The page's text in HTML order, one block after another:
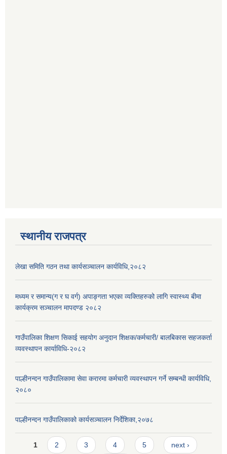
स्थानीय राजपत्र
लेखा समिति गठन तथा कार्यसञ्चालन कार्यविधि,२०८२
मध्यम र समान्य(ग र घ वर्ग) अपाङ्गता भएका व्यक्तिहरुको लागि स्वास्थ्य बीमा
कार्यक्रम सञ्चालन मापदण्ड २०८२
गाउँपालिका शिक्षण सिकाई सहयोग अनुदान शिक्षक/कर्मचारी/ बालबिकास सहजकर्ता
व्यवस्थापन कार्याविधि-२०८२
पाल्हीनन्दन गाउँपालिकामा सेवा करारमा कर्मचारी व्यवस्थापन गर्ने सम्बन्धी कार्यविधि,
२०८०
पाल्हीनन्दन गाउँपालिकाको कार्यसञ्चालन निर्देशिका,२०७८
Pages
1 2 3 4 5 next ›